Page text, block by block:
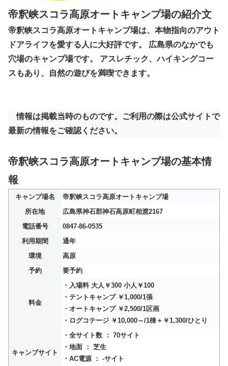
帝釈峡スコラ高原オートキャンプ場の紹介文
帝釈峡スコラ高原オートキャンプ場は、本物指向のアウト
ドアライフを愛する人に大好評です。 広島県のなかでも
穴場のキャンプ場です。 アスレチック、ハイキングコー
スもあり、自然の遊びを満喫できます。
情報は掲載当時のものです。ご利用の際は公式サイトで
最新の情報をご確認ください。
帝釈峡スコラ高原オートキャンプ場の基本情
報
キャンプ場名
帝釈峡スコラ高原オートキャンプ場
所在地
広島県神石郡神石高原町相渡2167
電話番号
0847-86-0535
利用期間
通年
環境
高原
予約
要予約
料金
・入場料 大人￥300 小人￥100
・テントキャンプ ￥1,000/1張
・オートキャンプ ￥2,500/1区画
・ログコテージ ￥10,000～/1棟＋￥1,300/ひとり
キャンプサイト
・全サイト数 ： 70サイト
・地面 ： 芝生
・AC電源 ： -サイト